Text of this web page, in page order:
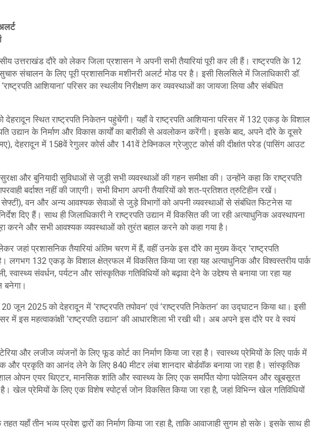
उत्तराखंड दौरे को लेकर जिला प्रशासन ने अपनी सभी तैयारियां पूरी कर ली हैं। राष्ट्रपति के 12
संचालन के लिए पूरी प्रशासनिक मशीनरी अलर्ट मोड पर है। इसी सिलसिले में जिलाधिकारी डॉ.
आशियाना‘ परिसर का स्थलीय निरीक्षण कर व्यवस्थाओं का जायजा लिया और संबंधित
देहरादून स्थित राष्ट्रपति निकेतन पहुंचेंगी। यहाँ वे राष्ट्रपति आशियाना परिसर में 132 एकड़ के विशाल
उद्यान के निर्माण और विकास कार्यों का बारीकी से अवलोकन करेंगी। इसके बाद, अपने दौरे के दूसरे
देहरादून में 158वें रेगुलर कोर्स और 141वें टेक्निकल ग्रेजुएट कोर्स की दीक्षांत परेड (पासिंग आउट
और बुनियादी सुविधाओं से जुड़ी सभी व्यवस्थाओं की गहन समीक्षा की। उन्होंने कहा कि राष्ट्रपति
बर्दाश्त नहीं की जाएगी। सभी विभाग अपनी तैयारियों को शत-प्रतिशत त्रुटिहीन रखें।
सेफ्टी), वन और अन्य आवश्यक सेवाओं से जुड़े विभागों को अपनी व्यवस्थाओं से संबंधित फिटनेस या
दिए हैं। साथ ही जिलाधिकारी ने राष्ट्रपति उद्यान में विकसित की जा रही अत्याधुनिक अवस्थापना
करने और सभी आवश्यक व्यवस्थाओं को तुरंत बहाल करने को कहा गया है।
लेकर जहां प्रशासनिक तैयारियां अंतिम चरण में हैं, वहीं उनके इस दौरे का मुख्य केंद्र ‘राष्ट्रपति
है। लगभग 132 एकड़ के विशाल क्षेत्रफल में विकसित किया जा रहा यह अत्याधुनिक और विश्वस्तरीय पार्क
स्वास्थ्य संवर्धन, पर्यटन और सांस्कृतिक गतिविधियों को बढ़ावा देने के उद्देश्य से बनाया जा रहा यह
बनेगा।
जून 2025 को देहरादून में ‘राष्ट्रपति तपोवन’ एवं ’राष्ट्रपति निकेतन’ का उद्घाटन किया था। इसी
में इस महत्वाकांक्षी ‘राष्ट्रपति उद्यान’ की आधारशिला भी रखी थी। अब अपने इस दौरे पर वे स्वयं
और लजीज व्यंजनों के लिए फूड कोर्ट का निर्माण किया जा रहा है। स्वास्थ्य प्रेमियों के लिए पार्क में
और प्रकृति का आनंद लेने के लिए 840 मीटर लंबा शानदार बोर्डवॉक बनाया जा रहा है। सांस्कृतिक
ओपन एयर थिएटर, मानसिक शांति और स्वास्थ्य के लिए एक समर्पित योगा पवेलियन और खूबसूरत
खेल प्रेमियों के लिए एक विशेष स्पोर्ट्स जोन विकसित किया जा रहा है, जहां विभिन्न खेल गतिविधियों
यहाँ तीन भव्य प्रवेश द्वारों का निर्माण किया जा रहा है, ताकि आवाजाही सुगम हो सके। इसके साथ ही